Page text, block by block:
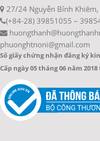
27/24 Nguyễn Bỉnh Khiêm,
(+84-28) 39851055 –
phuonghtnoni@gmail.com
Số giấy chứng nhận đăng ký
Cấp ngày 05 tháng 06 năm